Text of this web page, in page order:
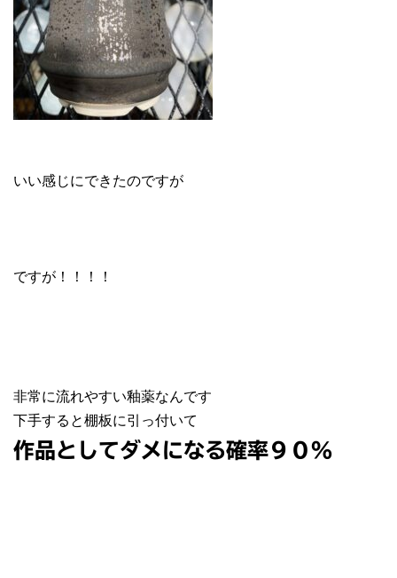
いい感じにできたのですが
ですが！！！！
非常に流れやすい釉薬なんです
下手すると棚板に引っ付いて
作品としてダメになる確率９０％